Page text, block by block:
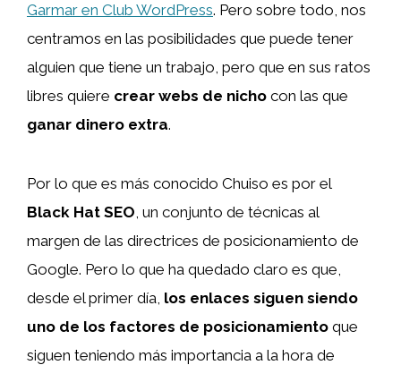
Garmar en Club WordPress. Pero sobre todo, nos
centramos en las posibilidades que puede tener
alguien que tiene un trabajo, pero que en sus ratos
libres quiere crear webs de nicho con las que
ganar dinero extra.
Por lo que es más conocido Chuiso es por el
Black Hat SEO, un conjunto de técnicas al
margen de las directrices de posicionamiento de
Google. Pero lo que ha quedado claro es que,
desde el primer día, los enlaces siguen siendo
uno de los factores de posicionamiento que
siguen teniendo más importancia a la hora de